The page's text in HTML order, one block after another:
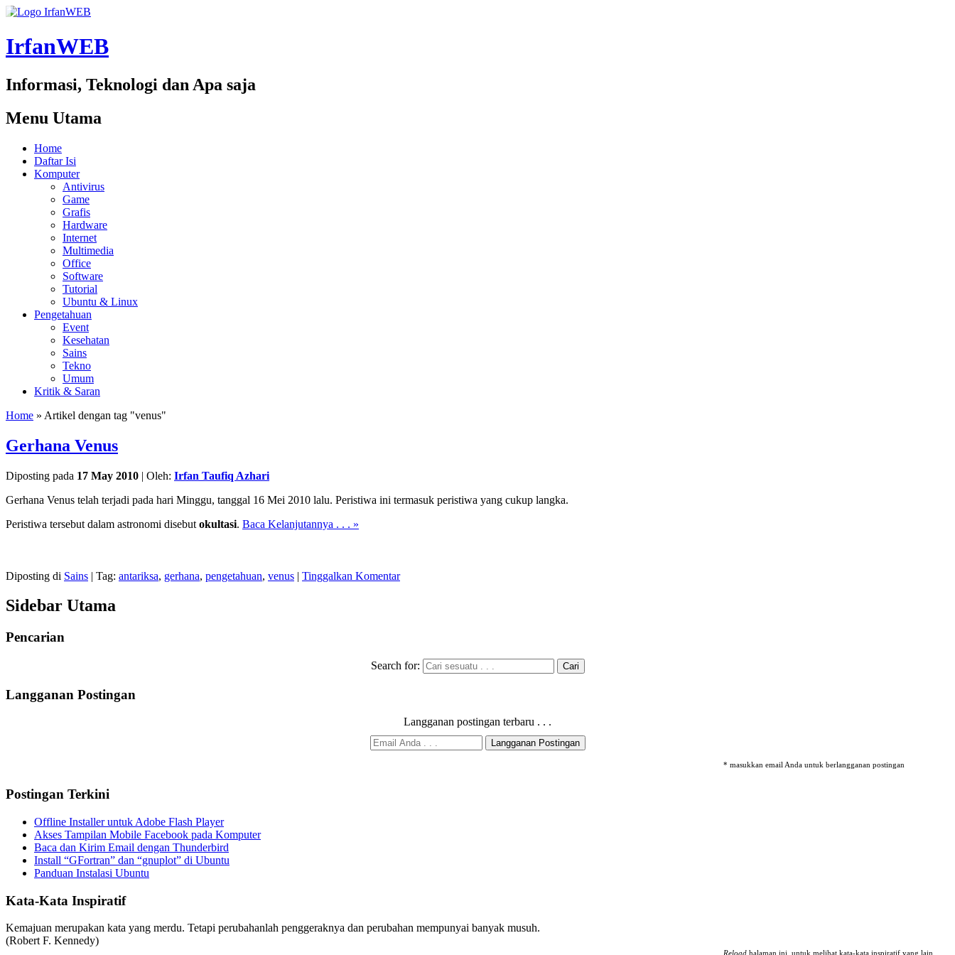
IrfanWEB
Informasi, Teknologi dan Apa saja
Menu Utama
Home
Daftar Isi
Komputer
Antivirus
Game
Grafis
Hardware
Internet
Multimedia
Office
Software
Tutorial
Ubuntu & Linux
Pengetahuan
Event
Kesehatan
Sains
Tekno
Umum
Kritik & Saran
Home » Artikel dengan tag "venus"
Gerhana Venus
Diposting pada 17 May 2010 | Oleh: Irfan Taufiq Azhari
Gerhana Venus telah terjadi pada hari Minggu, tanggal 16 Mei 2010 lalu. Peristiwa ini termasuk peristiwa yang cukup langka.
Peristiwa tersebut dalam astronomi disebut okultasi. Baca Kelanjutannya . . . »
Diposting di Sains | Tag: antariksa, gerhana, pengetahuan, venus | Tinggalkan Komentar
Sidebar Utama
Pencarian
Search for:
Langganan Postingan
Langganan postingan terbaru . . .
* masukkan email Anda untuk berlangganan postingan
Postingan Terkini
Offline Installer untuk Adobe Flash Player
Akses Tampilan Mobile Facebook pada Komputer
Baca dan Kirim Email dengan Thunderbird
Install “GFortran” dan “gnuplot” di Ubuntu
Panduan Instalasi Ubuntu
Kata-Kata Inspiratif
Kemajuan merupakan kata yang merdu. Tetapi perubahanlah penggeraknya dan perubahan mempunyai banyak musuh.
(Robert F. Kennedy)
Reloadhalaman ini, untuk melihat kata-kata inspiratif yang lain